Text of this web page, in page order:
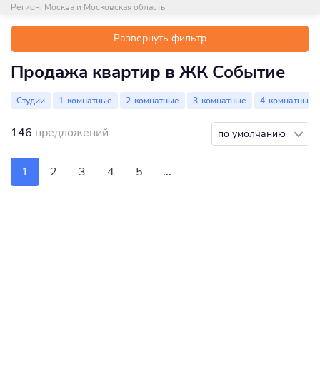
Регион: Москва и Московская область
Развернуть фильтр
Продажа квартир в ЖК Событие
Студии 1-комнатные 2-комнатные 3-комнатные 4-комнатные
146 предложений по умолчанию
1 2 3 4 5 ...